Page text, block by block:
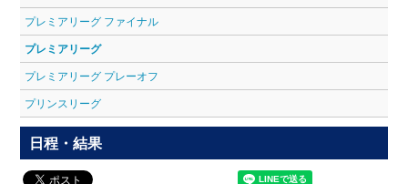
プレミアリーグ ファイナル
プレミアリーグ
プレミアリーグ プレーオフ
プリンスリーグ
日程・結果